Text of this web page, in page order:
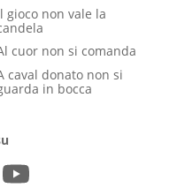
gioco non vale la
cuor non si comanda
caval donato non si
in bocca